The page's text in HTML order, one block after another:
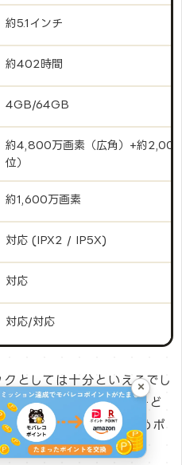
約5.1インチ
約402時間
4GB/64GB
約4,800万画素（広角）+約2,000
位）
約1,600万画素
対応 (IPX2 / IP5X)
対応
対応/対応
としては十分といえるでし
も横幅が大きすぎず子ど
Handのおすすめポ
×